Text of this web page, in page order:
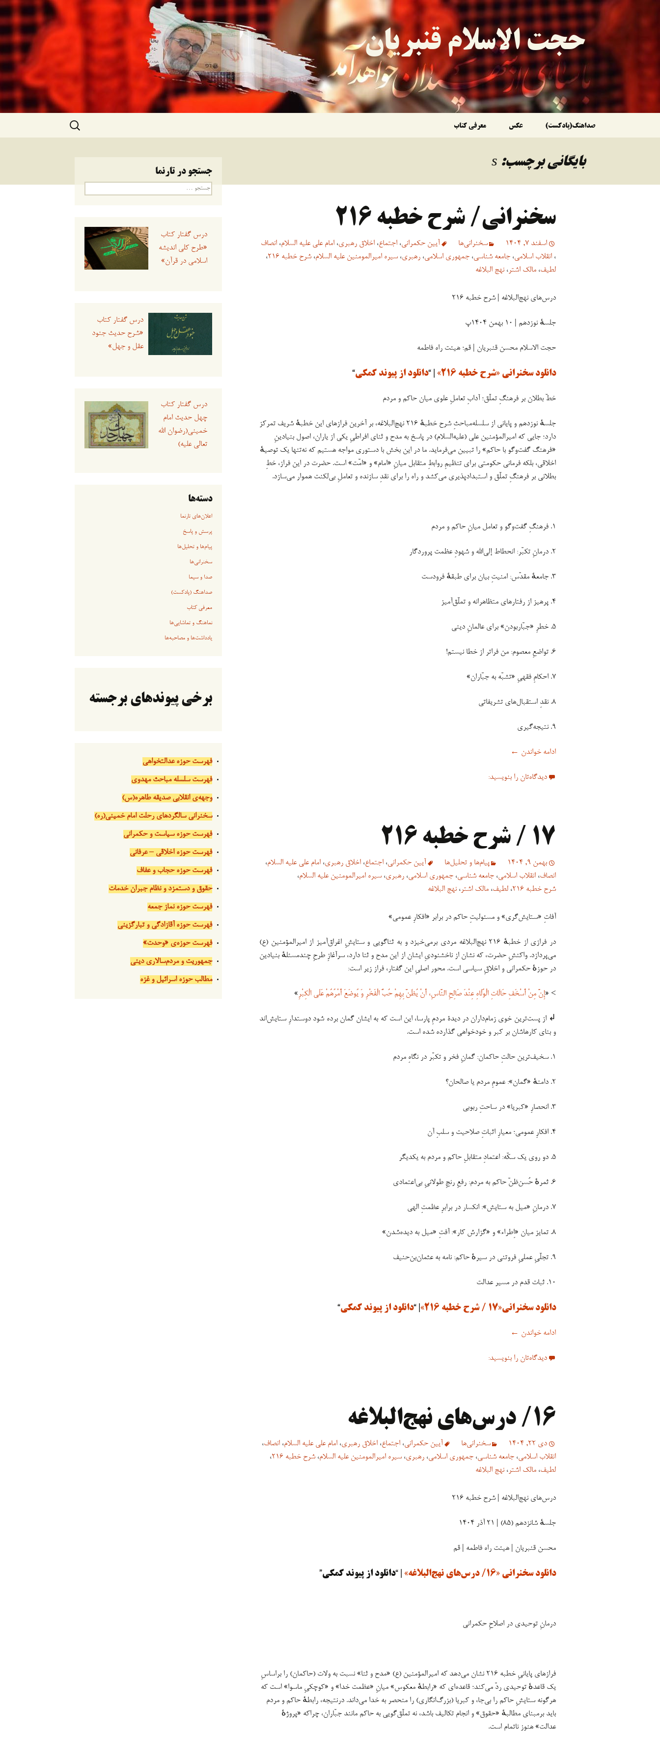
حجت الاسلام قنبریان
رفتن
نوشته‌ها
صداهنگ(پادکست) عکس معرفی کتاب
جستجو
برای:
بایگانی برچسب: s
سخنرانی/ شرح خطبه ۲۱۶
اسفند 7, 1404 سخنرانی‏‏‌ها آیین حکمرانی، اجتماع، اخلاق رهبری، امام علی علیه السلام، انصاف
، انقلاب اسلامی، جامعه شناسی، جمهوری اسلامی، رهبری، سیره امیرالمومنین علیه السلام، شرح خطبه ۲۱۶
،
لطیف، مالک اشتر ، نهج البلاغه
درس‌های نهج‌البلاغه | شرح خطبه ۲۱۶
جلسهٔ نوزدهم | ۱۰ بهمن ۱۴۰۴پ
حجت الاسلام محسن قنبریان | قم؛ هیئت راه فاطمه
دانلود سخنرانی «شرح خطبه ۲۱۶» | “دانلود از پیوند کمکی“
خطّ بطلان بر فرهنگِ تملّق؛ آدابِ تعاملِ علوی میان حاکم و مردم
جلسهٔ نوزدهم و پایانی از سلسله‌مباحثِ شرح خطبهٔ ۲۱۶ نهج‌البلاغه، بر آخرین فرازهای این خطبهٔ شریف تمرکز
دارد؛ جایی که امیرالمؤمنین علی (علیه‌السلام) در پاسخ به مدح و ثنای افراطیِ یکی از یاران، اصول بنیادینِ
«فرهنگ گفت‌وگو با حاکم» را تبیین می‌فرماید. ما در این بخش با دستوری مواجه هستیم که نه‌تنها یک توصیهٔ
اخلاقی، بلکه فرمانی حکومتی برای تنظیمِ روابطِ متقابل میانِ «امام» و «امّت» است. حضرت در این فراز، خطِ
بطلانی بر فرهنگِ تملّق و استبدادپذیری می‌کشد و راه را برای نقدِ سازنده و تعاملِ بی‌لکنت هموار می‌سازد.
۱. فرهنگِ گفت‌وگو و تعامل میانِ حاکم و مردم
۲. درمانِ تکبّر: انحطاط إلی‌الله و شهودِ عظمت پروردگار
۳. جامعهٔ مقدّس: امنیتِ بیان برای طبقهٔ فرودست
۴. پرهیز از رفتارهای متظاهرانه و تملّق‌آمیز
۵. خطرِ «جبّاربودن» برای عالمانِ دینی
۶. تواضعِ معصوم: من فراتر از خطا نیستم!
۷. احکامِ فقهیِ «تشبّه به جبّاران»
۸. نقدِ استقبال‌های تشریفاتی
۹. نتیجه‌گیری
ادامه خواندن سخنرانی/ شرح خطبه ۲۱۶
←
دیدگاه‌تان را بنویسید:
۱۷ / شرح خطبه ۲۱۶
بهمن 9, 1404 پیام‌ها و تحلیل‌ها آیین حکمرانی، اجتماع، اخلاق رهبری، امام علی علیه السلام،
انصاف، انقلاب اسلامی، جامعه شناسی، جمهوری اسلامی، رهبری، سیره امیرالمومنین علیه السلام،
شرح خطبه ۲۱۶
، لطیف، مالک اشتر ، نهج البلاغه
آفاتِ «ستایش‌گری» و مسئولیتِ حاکم در برابر «افکارِ عمومی»
در فرازی از خطبهٔ ۲۱۶ نهج‌البلاغه مردی برمی‌خیزد و به ثناگویی و ستایشِ اغراق‌آمیز از امیرالمؤمنین (ع)
می‌پردازد. واکنشِ حضرت، که نشان از ناخشنودیِ ایشان از این مدح و ثنا دارد، سرآغازِ طرحِ چندمسئلهٔ بنیادین
در حوزهٔ حکمرانی و اخلاقِ سیاسی است. محور اصلیِ این گفتار، فراز زیر است:
> «إِنَّ مِنْ أَسْخَفِ حَالَاتِ الْوُلَاهِ عِنْدَ صَالِحِ النَّاسِ، أَنْ یُظَنَّ بِهِمْ حُبُّ الْفَخْرِ وَ یُوضَعَ أَمْرُهُمْ عَلَى الْکِبْرِ »
↲ از پست‌ترین خوى زمام‌داران در دیدۀ مردمِ پارسا، این است که به ایشان گمان برده شود دوستدارِ ستایش‌اند
و بنای کارهاشان بر کبر و خودخواهى گذارده شده است.
۱. سخیف‌ترین حالتِ حاکمان: گمانِ فخر و تکبّر در نگاهِ مردم
۲. دامنهٔ «گمان»: عمومِ مردم یا صالحان؟
۳. انحصارِ «کبریا» در ساحتِ ربوبی
۴. افکارِ عمومی؛ معیارِ اثباتِ صلاحیت و سلبِ آن
۵. دو روی یک سکّه: اعتمادِ متقابلِ حاکم و مردم به یکدیگر
۶. ثمرهٔ حُسن‌ظنّ حاکم به مردم: رفعِ رنجِ طولانیِ بی‌اعتمادی
۷. درمانِ «میل به ستایش»: انکسار در برابرِ عظمتِ الهی
۸. تمایز میان «اِطراء» و «گزارش کار»: آفتِ «میل به دیده‌شدن»
۹. تجلّیِ عملیِ فروتنی در سیرهٔ حاکم: نامه به عثمان‌بن‌حنیف
۱۰. ثبات قدم در مسیر عدالت
دانلود سخنرانی«۱۷ / شرح خطبه ۲۱۶» | “دانلود از پیوند کمکی“
ادامه خواندن ۱۷ / شرح خطبه ۲۱۶
←
دیدگاه‌تان را بنویسید:
۱۶/ درس‌های نهج‌البلاغه
دی 22, 1404 سخنرانی‏‏‌ها آیین حکمرانی، اجتماع، اخلاق رهبری، امام علی علیه السلام، انصاف،
انقلاب اسلامی، جامعه شناسی، جمهوری اسلامی، رهبری، سیره امیرالمومنین علیه السلام، شرح خطبه ۲۱۶
،
لطیف، مالک اشتر ، نهج البلاغه
درس‌های نهج‌البلاغه | شرح خطبه ۲۱۶
جلسهٔ شانزدهم (۸۵) | ۲۱ آذر ۱۴۰۴
محسن قنبریان | هیئت راه فاطمه | قم
دانلود سخنرانی «۱۶/ درس‌های نهج‌البلاغه» | “دانلود از پیوند کمکی”
درمانِ توحیدی در اصلاحِ حکمرانی
فرازهای پایانیِ خطبه ۲۱۶ نشان می‌دهد که امیرالمؤمنین (ع) «مدح و ثنا» نسبت به ولات (حاکمان) را براساسِ
یک قاعدهٔ توحیدی ردّ می‌کند؛ قاعده‌ای که «رابطهٔ معکوس» میانِ «عظمت خدا» و «کوچکیِ ماسوا» است که
هرگونه ستایشِ حاکم را بی‌جا، و کبریا (بزرگ‌انگاری) را منحصر به خدا می‌داند. درنتیجه، رابطهٔ حاکم و مردم
باید برمبنای مطالبهٔ «حقوق» و انجام تکالیف باشد، نه تملّق‌گویی به حاکم مانند جبّاران، چراکه «پروژهٔ
عدالت» هنوز ناتمام است.
جستجو در تارنما
جستجو
درس گفتار کتاب
«طرح کلی اندیشه
اسلامی در قرآن»
درس گفتار کتاب
«شرح حدیث جنود
عقل و جهل»
درس گفتار کتاب
چهل حدیث امام
خمینی(رضوان الله
تعالی علیه)
دسته‌ها
اعلان‌های تارنما
پرسش و پاسخ
پیام‌ها و تحلیل‌ها
سخنرانی‏‏‌ها
صدا و سیما
صداهنگ (پادکست)
معرفی کتاب
نماهنگ و تماشایی‌ها
یادداشت‌ها و مصاحبه‌ها
برخی پیوندهای برجسته
فهرست حوزه عدالتخواهی
فهرست سلسله مباحث مهدوی
وجهه‌ی انقلابی صدیقه طاهره(س)
سخنرانی سالگردهای رحلت امام خمینی(ره)
فهرست حوزه سیاست و حکمرانی
فهرست حوزه اخلاقی – عرفانی
فهرست حوزه حجاب و عفاف
حقوق و دستمزد و نظام جبران خدمات
فهرست حوزه نماز جمعه
فهرست حوزه آقازادگی و تبارگزینی
فهرست حوزه‌ی «وحدت»
جمهوریت و مردم‌سالاری دینی
مطالب حوزه اسرائیل و غزه